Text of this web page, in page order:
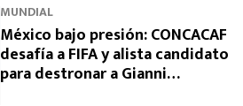
MUNDIAL
México bajo presión: CONCACAF
desafía a FIFA y alista candidato
para destronar a Gianni